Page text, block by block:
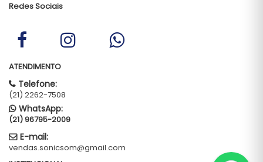
Redes Sociais
ATENDIMENTO
Telefone:
(21) 2262-7508
WhatsApp:
(21) 96795-2009
E-mail:
vendas.sonicsom@gmail.com